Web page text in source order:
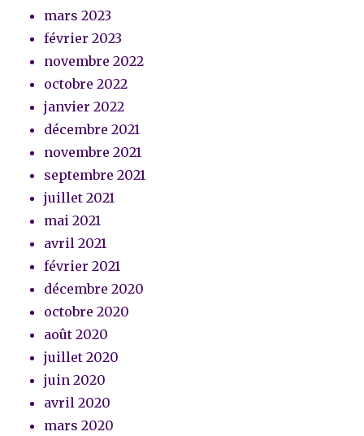
mars 2023
février 2023
novembre 2022
octobre 2022
janvier 2022
décembre 2021
novembre 2021
septembre 2021
juillet 2021
mai 2021
avril 2021
février 2021
décembre 2020
octobre 2020
août 2020
juillet 2020
juin 2020
avril 2020
mars 2020